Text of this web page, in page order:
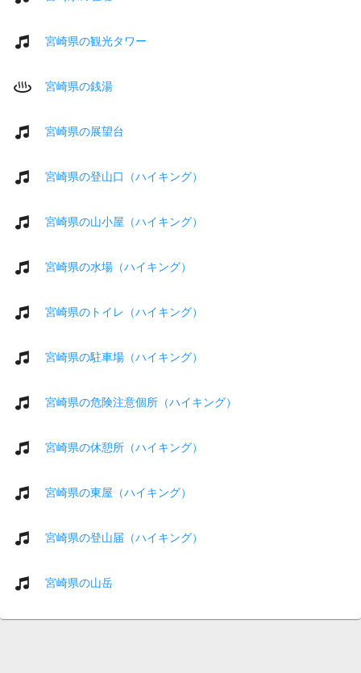
宮崎県の観光タワー
宮崎県の銭湯
宮崎県の展望台
宮崎県の登山口（ハイキング）
宮崎県の山小屋（ハイキング）
宮崎県の水場（ハイキング）
宮崎県のトイレ（ハイキング）
宮崎県の駐車場（ハイキング）
宮崎県の危険注意個所（ハイキング）
宮崎県の休憩所（ハイキング）
宮崎県の東屋（ハイキング）
宮崎県の登山届（ハイキング）
宮崎県の山岳